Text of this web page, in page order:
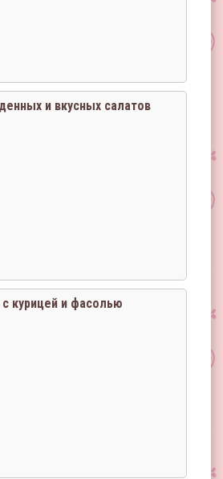
и вкусных салатов
курицей и фасолью